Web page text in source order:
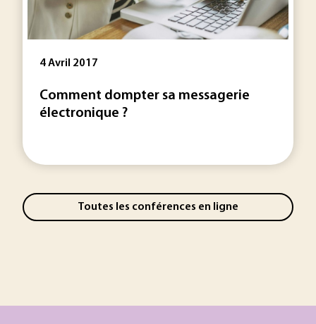
4 Avril 2017
Comment dompter sa messagerie
électronique ?
Toutes les conférences en ligne